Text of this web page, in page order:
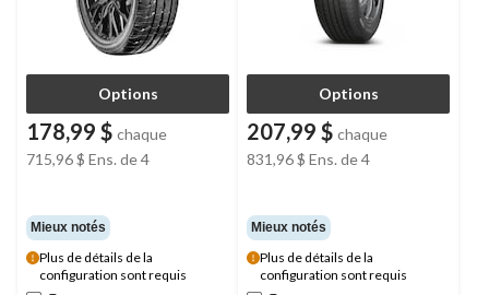
Options
178,99 $ chaque
715,96 $ Ens. de 4
Mieux notés
Plus de détails de la
configuration sont requis
Options
207,99 $ chaque
831,96 $ Ens. de 4
Mieux notés
Plus de détails de la
configuration sont requis